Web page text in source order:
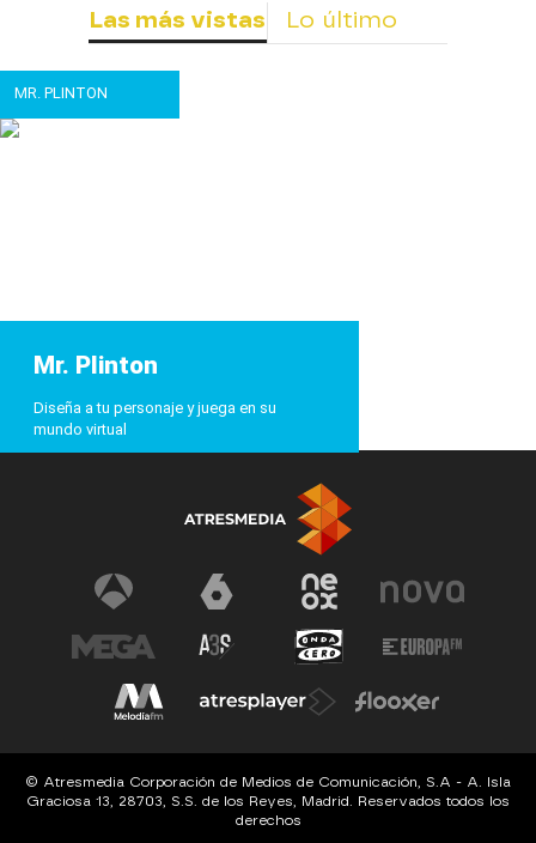
Las más vistas Lo último
MR. PLINTON
Mr. Plinton
Diseña a tu personaje y juega en su
mundo virtual
© Atresmedia Corporación de Medios de Comunicación, S.A - A. Isla
Graciosa 13, 28703, S.S. de los Reyes, Madrid. Reservados todos los
derechos